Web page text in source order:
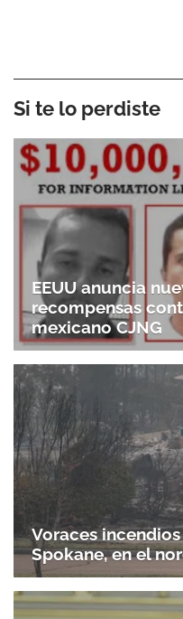
Si te lo perdiste
EEUU anuncia
recompensas
mexicano CJNG
Voraces
Spokane, en el